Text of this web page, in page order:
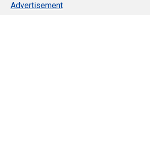
Advertisement